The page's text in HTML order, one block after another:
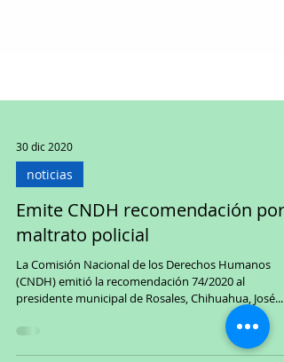
30 dic 2020
noticias
Emite CNDH recomendación por
maltrato policial
La Comisión Nacional de los Derechos Humanos